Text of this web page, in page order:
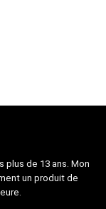
de 13 ans. Mon
un produit de